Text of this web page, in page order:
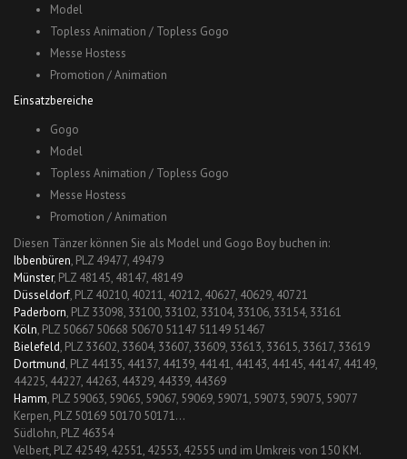
Model
Topless Animation / Topless Gogo
Messe Hostess
Promotion / Animation
Einsatzbereiche
Gogo
Model
Topless Animation / Topless Gogo
Messe Hostess
Promotion / Animation
Diesen Tänzer können Sie als Model und Gogo Boy buchen in:
Ibbenbüren, PLZ 49477, 49479
Münster, PLZ 48145, 48147, 48149
Düsseldorf, PLZ 40210, 40211, 40212, 40627, 40629, 40721
Paderborn, PLZ 33098, 33100, 33102, 33104, 33106, 33154, 33161
Köln, PLZ 50667 50668 50670 51147 51149 51467
Bielefeld, PLZ 33602, 33604, 33607, 33609, 33613, 33615, 33617, 33619
Dortmund, PLZ 44135, 44137, 44139, 44141, 44143, 44145, 44147, 44149,
44225, 44227, 44263, 44329, 44339, 44369
Hamm, PLZ 59063, 59065, 59067, 59069, 59071, 59073, 59075, 59077
Kerpen, PLZ 50169 50170 50171…
Südlohn, PLZ 46354
Velbert, PLZ 42549, 42551, 42553, 42555 und im Umkreis von 150 KM.